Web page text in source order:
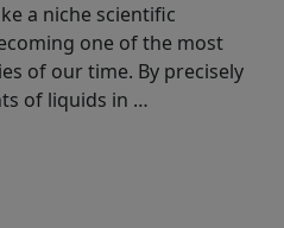
a niche scientific
one of the most
of our time. By precisely
of liquids in …